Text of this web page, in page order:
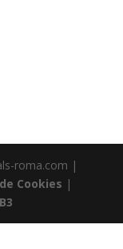
roma.com |
Cookies |